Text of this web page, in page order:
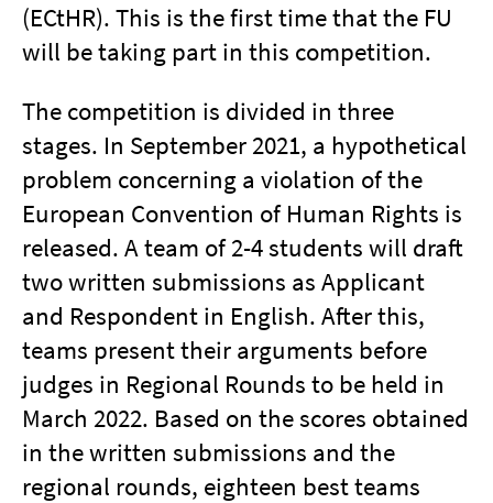
(ECtHR). This is the first time that the FU
will be taking part in this competition.
The competition is divided in three
stages. In September 2021, a hypothetical
problem concerning a violation of the
European Convention of Human Rights is
released. A team of 2-4 students will draft
two written submissions as Applicant
and Respondent in English. After this,
teams present their arguments before
judges in Regional Rounds to be held in
March 2022. Based on the scores obtained
in the written submissions and the
regional rounds, eighteen best teams